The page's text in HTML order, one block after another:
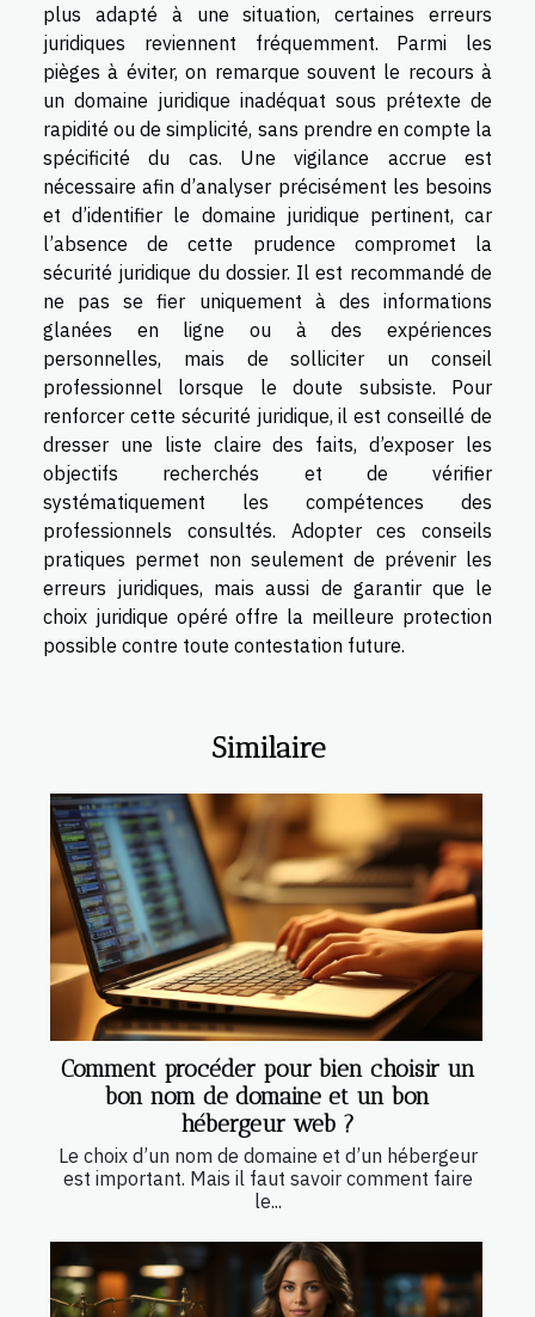
plus adapté à une situation, certaines erreurs
juridiques reviennent fréquemment. Parmi les
pièges à éviter, on remarque souvent le recours à
un domaine juridique inadéquat sous prétexte de
rapidité ou de simplicité, sans prendre en compte la
spécificité du cas. Une vigilance accrue est
nécessaire afin d’analyser précisément les besoins
et d’identifier le domaine juridique pertinent, car
l’absence de cette prudence compromet la
sécurité juridique du dossier. Il est recommandé de
ne pas se fier uniquement à des informations
glanées en ligne ou à des expériences
personnelles, mais de solliciter un conseil
professionnel lorsque le doute subsiste. Pour
renforcer cette sécurité juridique, il est conseillé de
dresser une liste claire des faits, d’exposer les
objectifs recherchés et de vérifier
systématiquement les compétences des
professionnels consultés. Adopter ces conseils
pratiques permet non seulement de prévenir les
erreurs juridiques, mais aussi de garantir que le
choix juridique opéré offre la meilleure protection
possible contre toute contestation future.
Similaire
Comment procéder pour bien choisir un
bon nom de domaine et un bon
hébergeur web ?
Le choix d’un nom de domaine et d’un hébergeur
est important. Mais il faut savoir comment faire
le...